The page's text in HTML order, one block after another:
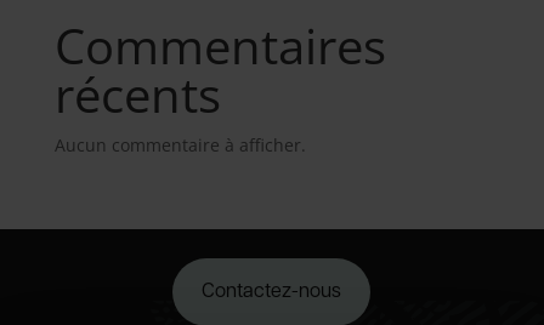
Commentaires
récents
Aucun commentaire à afficher.
Contactez-nous